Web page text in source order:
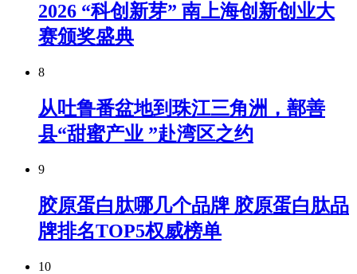
2026 “科创新芽” 南上海创新创业大
赛颁奖盛典
8
从吐鲁番盆地到珠江三角洲，鄯善
县“甜蜜产业 ”赴湾区之约
9
胶原蛋白肽哪几个品牌 胶原蛋白肽品
牌排名TOP5权威榜单
10